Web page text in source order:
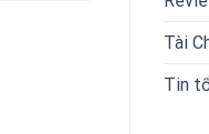
Tài
Tin